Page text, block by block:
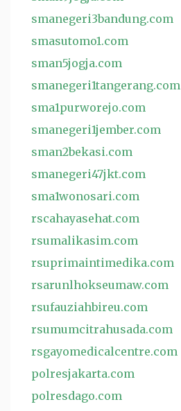
smanegeri3bandung.com
smasutomo1.com
sman5jogja.com
smanegeri1tangerang.com
sma1purworejo.com
smanegeri1jember.com
sman2bekasi.com
smanegeri47jkt.com
sma1wonosari.com
rscahayasehat.com
rsumalikasim.com
rsuprimaintimedika.com
rsarunlhokseumaw.com
rsufauziahbireu.com
rsumumcitrahusada.com
rsgayomedicalcentre.com
polresjakarta.com
polresdago.com